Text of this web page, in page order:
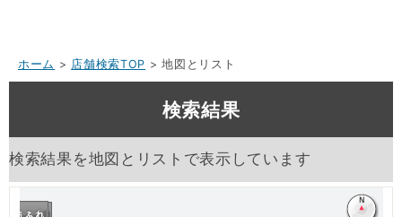
ホーム > 店舗検索TOP > 地図とリスト
検索結果
検索結果を地図とリストで表示しています